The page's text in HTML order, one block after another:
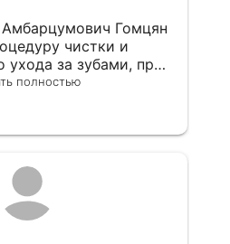
Гомцян
чистки и
ухода за зубами, при
записаться на
работу, связанную с
и я чувствую,
полностью